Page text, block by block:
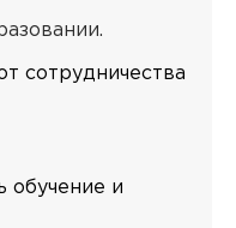
сотрудничества
обучение и